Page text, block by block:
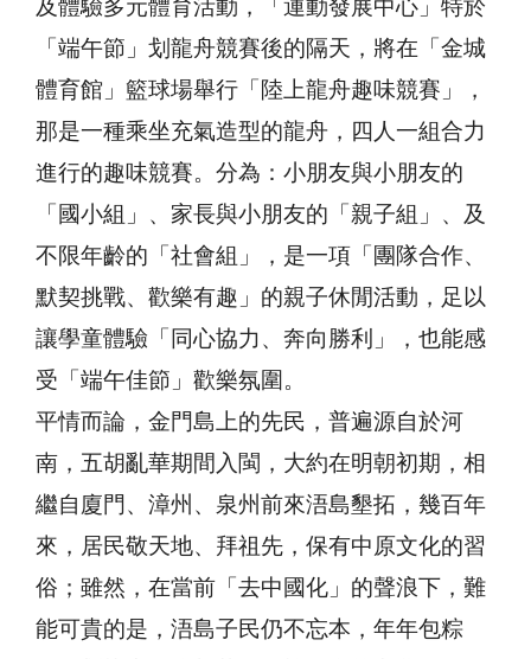
及體驗多元體育活動，「運動發展中心」特於
「端午節」划龍舟競賽後的隔天，將在「金城
體育館」籃球場舉行「陸上龍舟趣味競賽」，
那是一種乘坐充氣造型的龍舟，四人一組合力
進行的趣味競賽。分為：小朋友與小朋友的
「國小組」、家長與小朋友的「親子組」、及
不限年齡的「社會組」，是一項「團隊合作、
默契挑戰、歡樂有趣」的親子休閒活動，足以
讓學童體驗「同心協力、奔向勝利」，也能感
受「端午佳節」歡樂氛圍。
平情而論，金門島上的先民，普遍源自於河
南，五胡亂華期間入閩，大約在明朝初期，相
繼自廈門、漳州、泉州前來浯島墾拓，幾百年
來，居民敬天地、拜祖先，保有中原文化的習
俗；雖然，在當前「去中國化」的聲浪下，難
能可貴的是，浯島子民仍不忘本，年年包粽